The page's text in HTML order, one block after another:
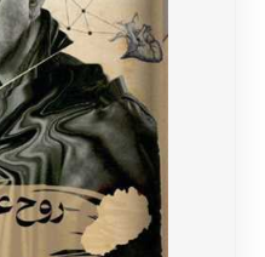
علوم اجتماعی
ادیان و اساطیر